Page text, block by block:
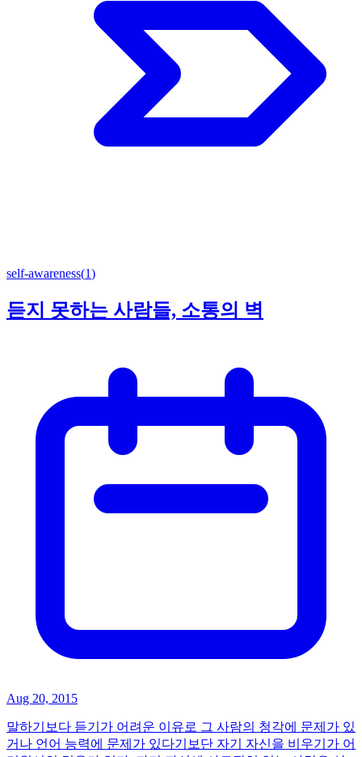
self-awareness(1)
듣지 못하는 사람들, 소통의 벽
Aug 20, 2015
말하기보다 듣기가 어려운 이유로 그 사람의 청각에 문제가 있
거나 언어 능력에 문제가 있다기보단 자기 자신을 비우기가 어